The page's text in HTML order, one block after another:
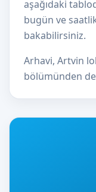
aşağıdaki
bugün ve
bakabilirsiniz.
Arhavi, Artvin
bölümünden